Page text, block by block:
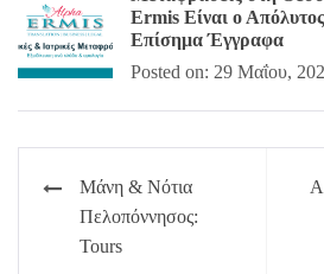
Ermis Είναι ο
Επίσημα Έγγραφα
Posted on: 29 Μαΐου,
Πλοήγηση
άρθρων
Μάνη & Νότια
Πελοπόννησος:
Tours